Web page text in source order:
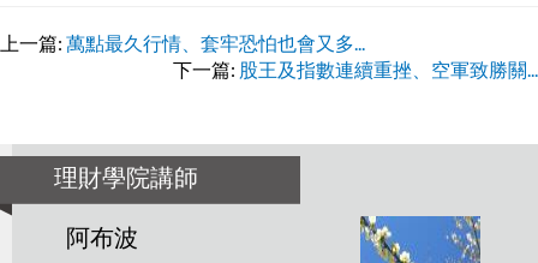
上一篇: 萬點最久行情、套牢恐怕也會又多...
下一篇: 股王及指數連續重挫、空軍致勝關...
理財學院講師
阿布波